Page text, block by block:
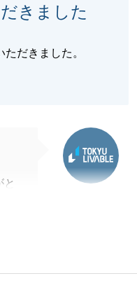
きました
だきました。